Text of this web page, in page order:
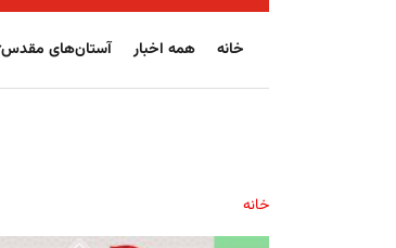
خانه همه اخبار آستان‌های مقدس
خانه